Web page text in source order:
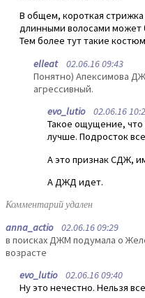
В общем, короткая
длинными волосами может
Тем более тут такие
elleat02.06.16 09:43
Понятно) Апексимова
агрессивный.
evo_lutio02.06.16
Такое ощущение,
лучше. Подросток
А это признак СДЖ,
А ДЖД идет.
Комментарий удален
anna_actio02.06.16 09:29
в поисках ДЖМ подумала о
возрасте
evo_lutio02.06.16 09:40
Ну это нечестно. Нельзя